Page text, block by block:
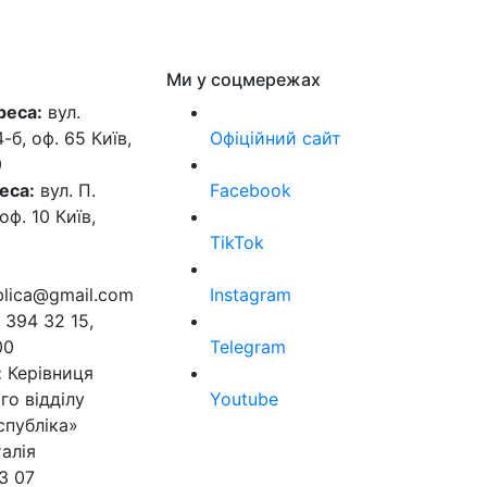
вул.
б, оф. 65 Київ,
вул. П.
10 Київ,
32 15,
Керівниця
відділу
07
Ми у соцмережах
Офіційний сайт
Facebook
TikTok
Instagram
Telegram
Youtube